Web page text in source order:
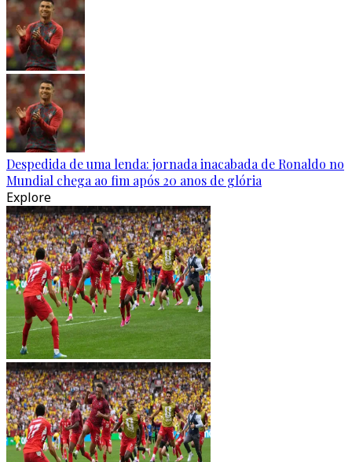
Despedida de uma lenda: jornada inacabada de Ronaldo no
Mundial chega ao fim após 20 anos de glória
Explore